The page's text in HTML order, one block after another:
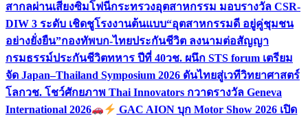
สากลผ่านเสียงซิมโฟนีกระทรวงอุตสาหกรรม มอบรางวัล CSR-
DIW 3 ระดับ เชิดชูโรงงานต้นแบบ“อุตสาหกรรมดี อยู่คู่ชุมชน
อย่างยั่งยืน”กองทัพบก-ไทยประกันชีวิต ลงนามต่อสัญญา
กรมธรรม์ประกันชีวิตทหาร ปีที่ 40วช. ผนึก STS forum เตรียม
จัด Japan–Thailand Symposium 2026 ดันไทยสู่เวทีวิทยาศาสตร์
โลกวช. โชว์ศักยภาพ Thai Innovators กวาดรางวัล Geneva
International 2026
GAC AION บุก Motor Show 2026 เปิด